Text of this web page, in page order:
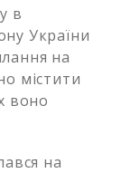
в
України
на
містити
воно
на